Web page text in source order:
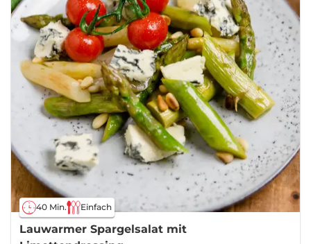
40 Min. Einfach
Lauwarmer Spargelsalat mit